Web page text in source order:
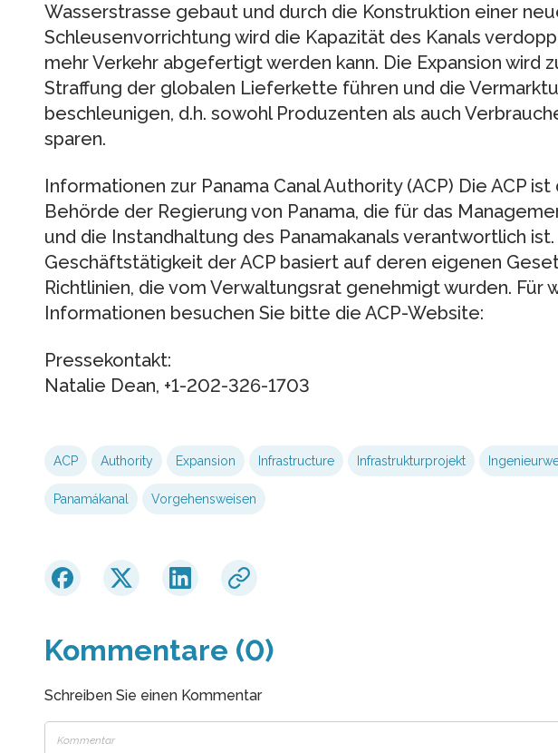
Wasserstrasse gebaut und durch die Konstruktion einer
Schleusenvorrichtung wird die Kapazität des Kanals
mehr Verkehr abgefertigt werden kann. Die Expansion wird
Straffung der globalen Lieferkette führen und die
beschleunigen, d.h. sowohl Produzenten als auch
sparen.
Informationen zur Panama Canal Authority (ACP) Die ACP
Behörde der Regierung von Panama, die für das
und die Instandhaltung des Panamakanals verantwortlich ist.
Geschäftstätigkeit der ACP basiert auf deren eigenen
Richtlinien, die vom Verwaltungsrat genehmigt wurden. Für
Informationen besuchen Sie bitte die ACP-Website:
Pressekontakt:
Natalie Dean, +1-202-326-1703
ACP Authority Expansion Infrastructure Infrastrukturprojekt
Panamákanal Vorgehensweisen
Kommentare (0)
Schreiben Sie einen Kommentar